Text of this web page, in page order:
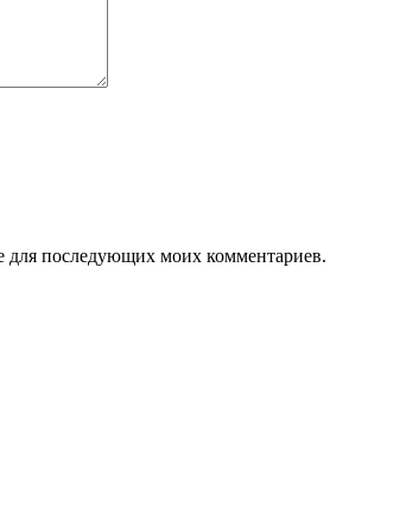
для последующих моих комментариев.